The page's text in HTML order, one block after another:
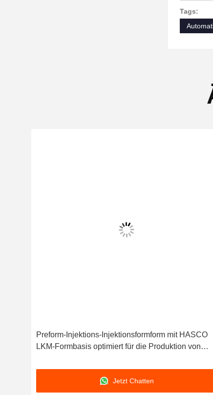
Tags:
Preform-Injektions-Injektionsformform mit HASCO
LKM-Formbasis optimiert für die Produktion von
Jetzt Chatten